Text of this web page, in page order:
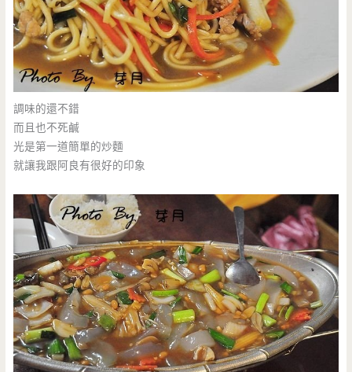
調味的還不錯
而且也不死鹹
光是第一道簡單的炒麵
就讓我跟阿良有很好的印象